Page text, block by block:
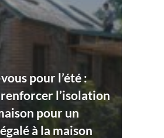
pour l’été :
l’isolation
pour un
à la maison